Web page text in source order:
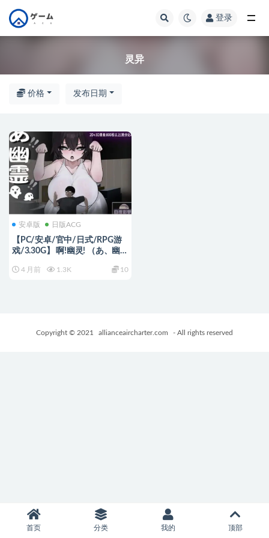
登录
灵异
价格 发布日期
安卓版 日版ACG
【PC/安卓/官中/日式/RPG游
戏/3.30G】 啊!幽灵! （あ、幽
+PC+安卓+日式RPG游戏
4 月前 1.3K 10
Copyright © 2021 allianceaircharter.com - All rights reserved
首页 分类 我的 顶部